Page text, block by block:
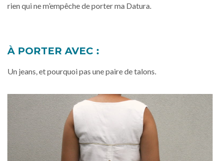
rien qui ne m’empêche de porter ma Datura.
À PORTER AVEC :
Un jeans, et pourquoi pas une paire de talons.